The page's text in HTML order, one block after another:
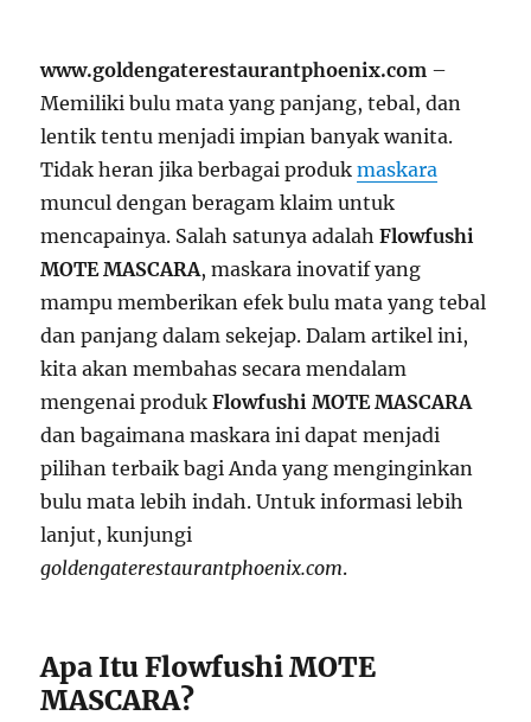
www.goldengaterestaurantphoenix.com –
Memiliki bulu mata yang panjang, tebal, dan
lentik tentu menjadi impian banyak wanita.
Tidak heran jika berbagai produkmaskara
muncul dengan beragam klaim untuk
mencapainya. Salah satunya adalahFlowfushi
MOTE MASCARA, maskara inovatif yang
mampu memberikan efek bulu mata yang tebal
dan panjang dalam sekejap. Dalam artikel ini,
kita akan membahas secara mendalam
mengenai produkFlowfushi MOTE MASCARA
dan bagaimana maskara ini dapat menjadi
pilihan terbaik bagi Anda yang menginginkan
bulu mata lebih indah. Untuk informasi lebih
lanjut, kunjungi
goldengaterestaurantphoenix.com.
Apa Itu Flowfushi MOTE
MASCARA?